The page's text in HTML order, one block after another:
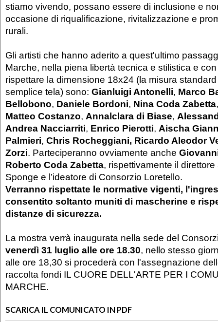
stiamo vivendo, possano essere di inclusione e
occasione di riqualificazione, rivitalizzazione e
rurali.
Gli artisti che hanno aderito a quest'ultimo
Marche, nella piena libertà tecnica e stilistica e con
rispettare la dimensione 18x24 (la misura
semplice tela) sono: Gianluigi Antonelli, Marco
Bellobono, Daniele Bordoni, Nina Coda Zabetta
Matteo Costanzo, Annalclara di Biase,
Andrea Nacciarriti, Enrico Pierotti, Aischa
Palmieri, Chris Rocheggiani, Ricardo Aleodor
Zorzi. Parteciperanno ovviamente anche
Roberto Coda Zabetta, rispettivamente il
Sponge e l’ideatore di Consorzio Loretello.
Verranno rispettate le normative vigenti,
consentito soltanto muniti di mascherine e
distanze di sicurezza.
La mostra verrà inaugurata nella sede del
venerdì 31 luglio alle ore 18.30, nello stesso
alle ore 18,30 si procederà con l'assegnazione
raccolta fondi IL CUORE DELL'ARTE PER I
MARCHE.
SCARICA IL COMUNICATO IN PDF